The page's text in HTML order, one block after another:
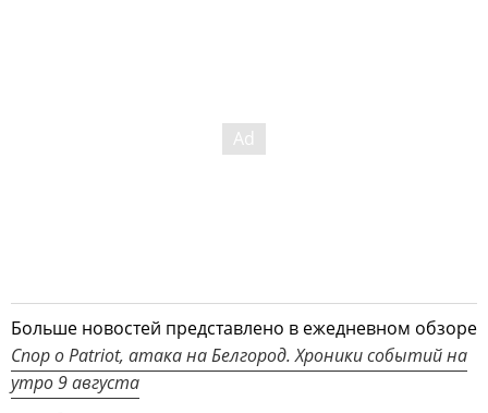
Больше новостей представлено в ежедневном обзоре
Спор о Patriot, атака на Белгород. Хроники событий на
утро 9 августа